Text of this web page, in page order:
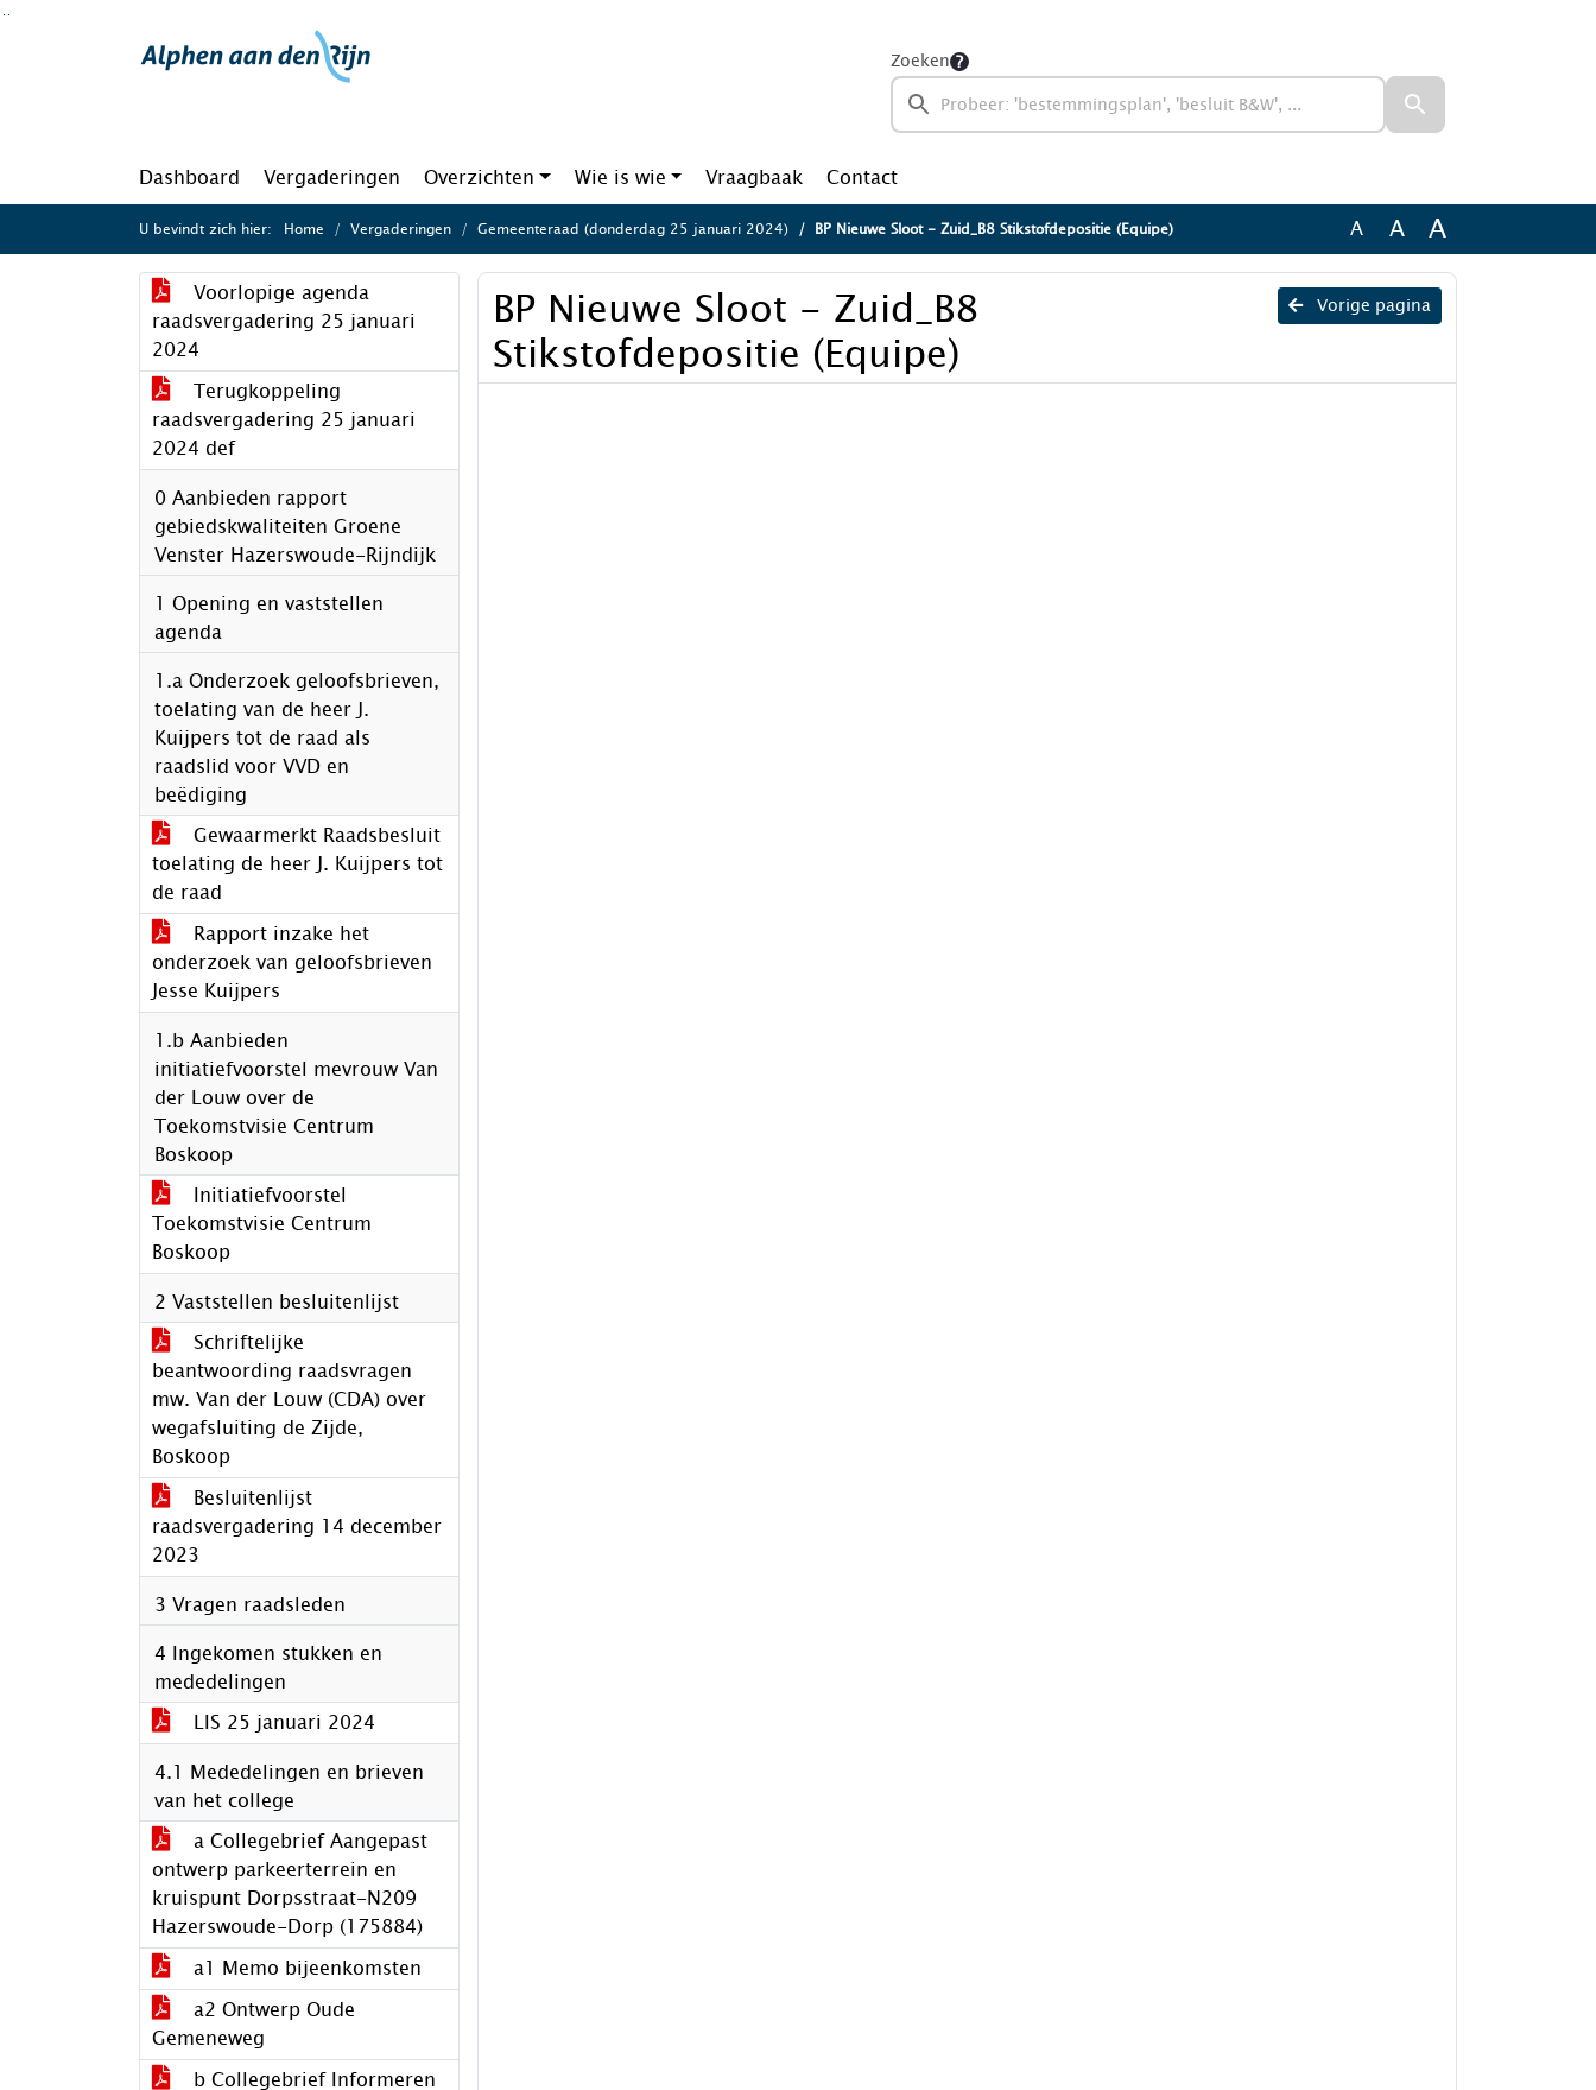
Ga naar de inhoud van deze pagina
Zoeken
Dashboard Vergaderingen Overzichten Wie is wie Vraagbaak Contact
U bevindt zich hier: Home Vergaderingen Gemeenteraad (donderdag 25 januari 2024) BP Nieuwe Sloot - Zuid_B8 Stikstofdepositie (Equipe) A A A
Voorlopige agenda
raadsvergadering 25 januari
2024
Terugkoppeling
raadsvergadering 25 januari
2024 def
0 Aanbieden rapport
gebiedskwaliteiten Groene
Venster Hazerswoude-Rijndijk
1 Opening en vaststellen
agenda
1.a Onderzoek geloofsbrieven,
toelating van de heer J.
Kuijpers tot de raad als
raadslid voor VVD en
beëdiging
Gewaarmerkt Raadsbesluit
toelating de heer J. Kuijpers tot
de raad
Rapport inzake het
onderzoek van geloofsbrieven
Jesse Kuijpers
1.b Aanbieden
initiatiefvoorstel mevrouw Van
der Louw over de
Toekomstvisie Centrum
Boskoop
Initiatiefvoorstel
Toekomstvisie Centrum
Boskoop
2 Vaststellen besluitenlijst
Schriftelijke
beantwoording raadsvragen
mw. Van der Louw (CDA) over
wegafsluiting de Zijde,
Boskoop
Besluitenlijst
raadsvergadering 14 december
2023
3 Vragen raadsleden
4 Ingekomen stukken en
mededelingen
LIS 25 januari 2024
4.1 Mededelingen en brieven
van het college
a Collegebrief Aangepast
ontwerp parkeerterrein en
kruispunt Dorpsstraat-N209
Hazerswoude-Dorp (175884)
a1 Memo bijeenkomsten
a2 Ontwerp Oude
Gemeneweg
b Collegebrief Informeren
Vorige pagina
BP Nieuwe Sloot - Zuid_B8
Stikstofdepositie (Equipe)